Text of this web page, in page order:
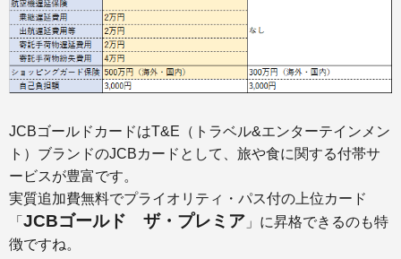
JCBゴールドカードはT&E（トラベル&エンターテインメン
ト）ブランドのJCBカードとして、旅や食に関する付帯サ
ービスが豊富です。
実質追加費無料でプライオリティ・パス付の上位カード
「 JCBゴールド ザ・プレミア 」に昇格できるのも特
徴ですね。